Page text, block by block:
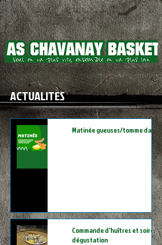
ACTUALITES
Matinée gueuses/tomme daubée
Commande d'huîtres et soirée
dégustation